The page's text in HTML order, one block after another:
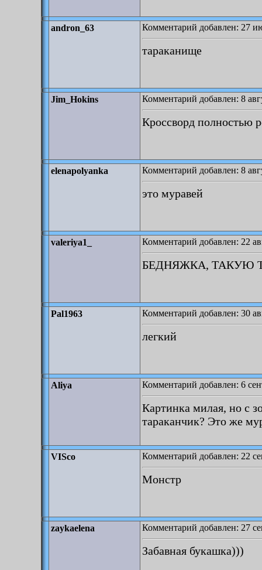
andron_63 Комментарий добавлен: 27
тараканище
Jim_Hokins Комментарий добавлен: 8
Кроссворд полностью
elenapolyanka Комментарий добавлен: 8
это муравей
valeriya1_ Комментарий добавлен: 22
БЕДНЯЖКА, ТАКУЮ
Pal1963 Комментарий добавлен: 30
легкий
Aliya Комментарий добавлен: 6
Картинка милая, но с
тараканчик? Это же
VISco Комментарий добавлен: 22
Монстр
zaykaelena Комментарий добавлен: 27
Забавная букашка)))